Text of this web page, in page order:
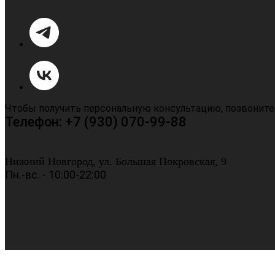
Чтобы получить персональную консультацию,
Телефон: +7 (930) 070-99-88
Нижний Новгород, ул. Большая Покровская, 9
Пн.-вс. - 10:00-22:00